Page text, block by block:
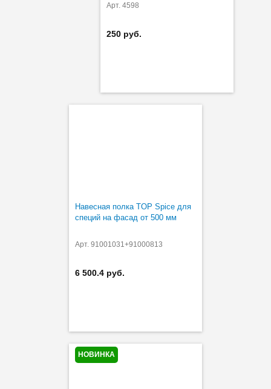
Арт. 4598
250 руб.
Навесная полка TOP Spice для
специй на фасад от 500 мм
Арт. 91001031+91000813
6 500.4 руб.
НОВИНКА